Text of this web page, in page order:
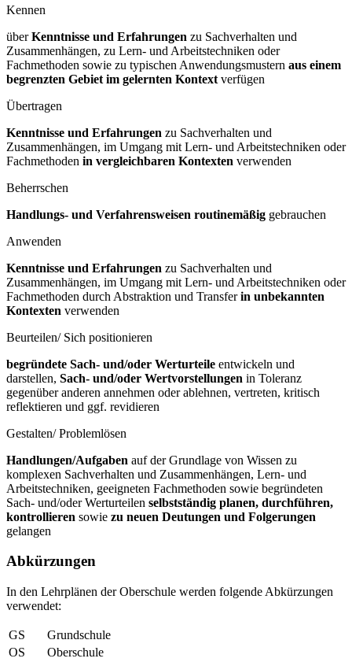
Kennen
überKenntnisse und Erfahrungen zu Sachverhalten und
Zusammenhängen, zu Lern- und Arbeitstechniken oder
Fachmethoden sowie zu typischen Anwendungsmustern aus einem
begrenzten Gebiet im gelernten Kontext verfügen
Übertragen
Kenntnisse und Erfahrungen zu Sachverhalten und
Zusammenhängen, im Umgang mit Lern- und Arbeitstechniken oder
Fachmethoden in vergleichbaren Kontexten verwenden
Beherrschen
Handlungs- und Verfahrensweisen routinemäßig gebrauchen
Anwenden
Kenntnisse und Erfahrungen zu Sachverhalten und
Zusammenhängen, im Umgang mit Lern- und Arbeitstechniken oder
Fachmethoden durch Abstraktion und Transferin unbekannten
Kontexten verwenden
Beurteilen/ Sich positionieren
begründete Sach- und/oder Werturteile entwickeln und
darstellen, Sach- und/oder Wertvorstellungen in Toleranz
gegenüber anderen annehmen oder ablehnen, vertreten, kritisch
reflektieren und ggf. revidieren
Gestalten/ Problemlösen
Handlungen/Aufgaben auf der Grundlage von Wissen zu
komplexen Sachverhalten und Zusammenhängen, Lern- und
Arbeitstechniken, geeigneten Fachmethoden sowie begründeten
Sach- und/oder Werturteilen selbstständig planen, durchführen,
kontrollieren sowie zu neuen Deutungen und Folgerungen
gelangen
Abkürzungen
In den Lehrplänen der Oberschule werden folgende Abkürzungen
verwendet:
GS
Grundschule
OS
Oberschule